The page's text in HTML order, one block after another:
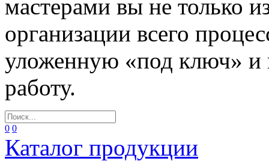
мастерами вы не только
организации всего
уложенную «под ключ» и
работу.
0 0
Каталог продукции